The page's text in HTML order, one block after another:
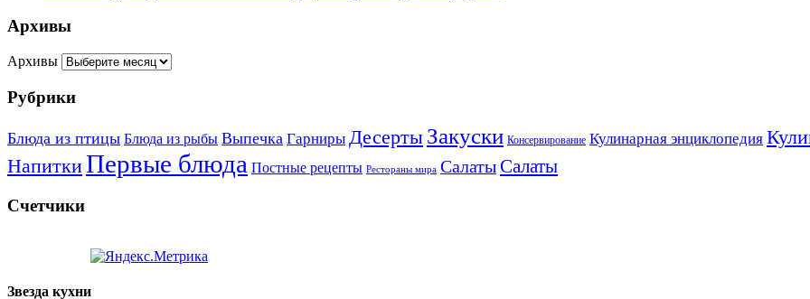
Архивы
Архивы
Рубрики
Блюда из птицы Блюда из рыбы Выпечка Гарниры Десерты Закуски Консервирование Кулинарная энциклопедия
НапиткиПервые блюда Постные рецепты Рестораны мира СалатыСалаты
Счетчики
Звезда кухни